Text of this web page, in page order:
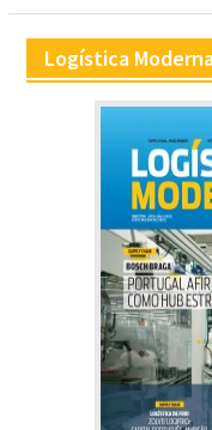
Logística